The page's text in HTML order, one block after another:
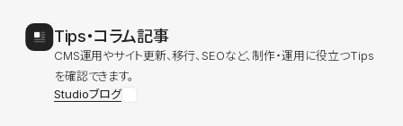
Tips・コラム記事
CMS運用やサイト更新、移行、SEOなど、制作・運用に役立つTips
を確認できます。
Studioブログ